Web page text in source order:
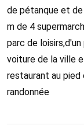
de pétanque et
m de 4
parc de
voiture de la ville
restaurant au pied
randonnée